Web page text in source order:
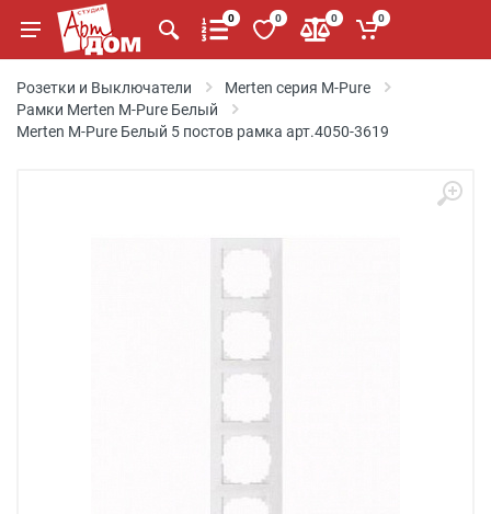
0 0 0 0
Розетки и Выключатели
Merten серия M-Pure
Рамки Merten M-Pure Белый
Merten M-Pure Белый 5 постов рамка арт.4050-3619